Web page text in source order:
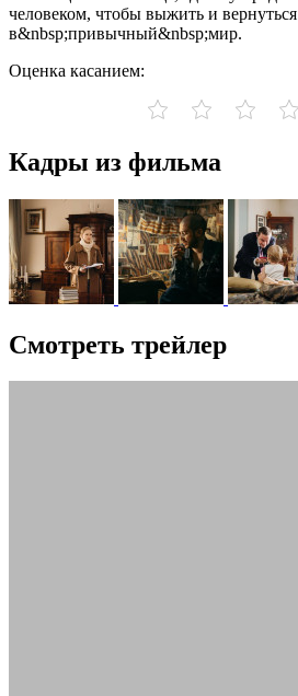
человеком, чтобы выжить и вернуться
в&nbsp;привычный&nbsp;мир.
Оценка касанием:
Кадры из фильма
Смотреть трейлер